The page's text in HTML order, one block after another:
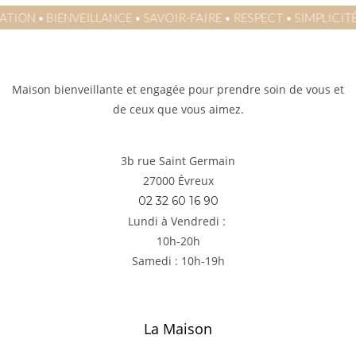
•AUTHENTICITÉ•INSPIRATION•BIENVEILLANCE•
Maison bienveillante et engagée pour prendre soin de vous et
de ceux que vous aimez.
3b rue Saint Germain
27000 Évreux
02 32 60 16 90
Lundi à Vendredi :
10h-20h
Samedi : 10h-19h
La Maison